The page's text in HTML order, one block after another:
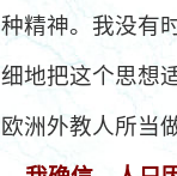
种精神。我没有
细地把这个思想
欧洲外教人所当